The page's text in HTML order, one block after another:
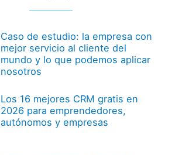
Caso de estudio: la empresa con
mejor servicio al cliente del
mundo y lo que podemos aplicar
nosotros
Los 16 mejores CRM gratis en
2026 para emprendedores,
autónomos y empresas